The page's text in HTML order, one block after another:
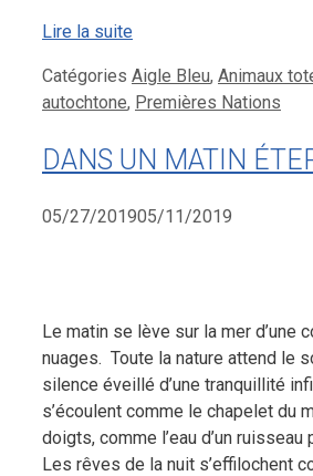
Lire la suite
Catégories Aigle Bleu, Animaux
autochtone, Premières Nations
DANS UN MATIN
05/27/201905/11/2019
Le matin se lève sur la mer d’une
nuages. Toute la nature attend le
silence éveillé d’une tranquillité
s’écoulent comme le chapelet du
doigts, comme l’eau d’un
Les rêves de la nuit s’effilochent